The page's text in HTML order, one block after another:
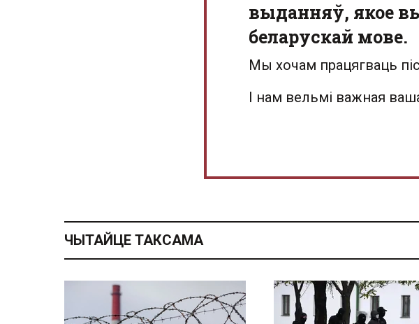
выданняў, якое
беларускай мове.
Мы хочам працягваць
І нам вельмі важная
ЧЫТАЙЦЕ ТАКСАМА